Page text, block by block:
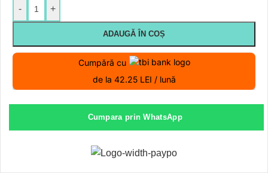
- +
ADAUGĂ ÎN COȘ
Cumpără cu
de la 42.25 LEI / lună
Cumpara prin WhatsApp